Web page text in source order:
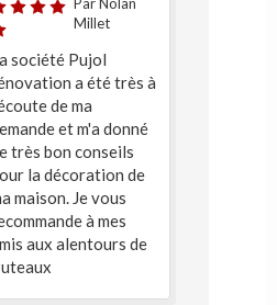
Millet
société Pujol
a été très à
de ma
et m'a donné
très bon conseils
la décoration de
maison. Je vous
à mes
aux alentours de